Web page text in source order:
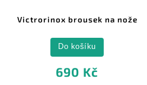
Victrorinox brousek na nože
690 Kč
Do košíku